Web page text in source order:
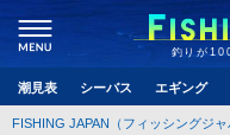
釣りが
潮見表 シーバス エギング
FISHING JAPAN（フィッシングジャ